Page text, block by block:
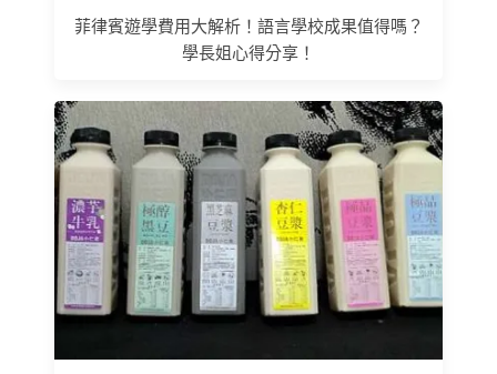
菲律賓遊學費用大解析！語言學校成果值得嗎？
學長姐心得分享！